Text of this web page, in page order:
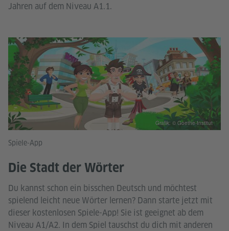
Jahren auf dem Niveau A1.1.
Spiele-App
Die Stadt der Wörter
Du kannst schon ein bisschen Deutsch und möchtest
spielend leicht neue Wörter lernen? Dann starte jetzt mit
dieser kostenlosen Spiele-App! Sie ist geeignet ab dem
Niveau A1/A2. In dem Spiel tauschst du dich mit anderen
Grafik: © Goethe-Institut